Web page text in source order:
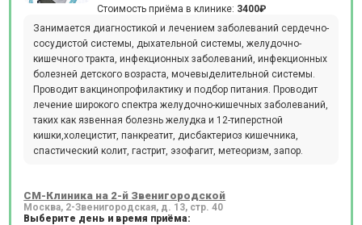
Стоимость приёма в клинике: 3400₽
Занимается диагностикой и лечением заболеваний сердечно-
сосудистой системы, дыхательной системы, желудочно-
кишечного тракта, инфекционных заболеваний, инфекционных
болезней детского возраста, мочевыделительной системы.
Проводит вакцинопрофилактику и подбор питания. Проводит
лечение широкого спектра желудочно-кишечных заболеваний,
таких как язвенная болезнь желудка и 12-типерстной
кишки,холецистит, панкреатит, дисбактериоз кишечника,
спастический колит, гастрит, эзофагит, метеоризм, запор.
СМ-Клиника на 2-й Звенигородской
Москва, 2-Звенигородская, д. 13, стр. 40
Выберите день и время приёма: